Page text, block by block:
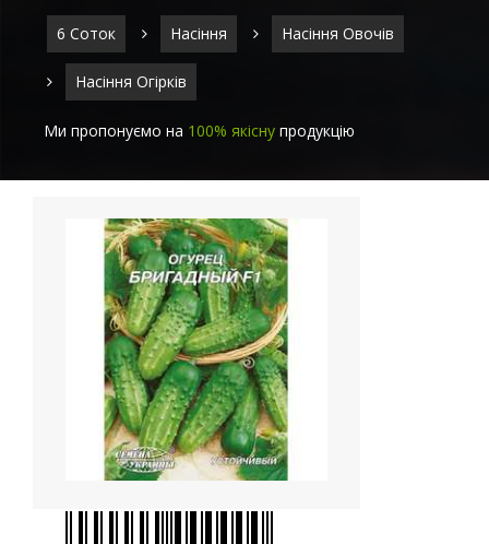
6 Соток Насіння Насіння Овочів
Насіння Огірків
Ми пропонуємо на 100% якісну продукцію